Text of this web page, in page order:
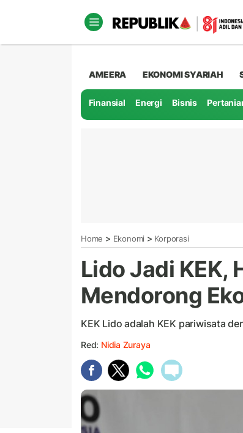
AMEERA EKONOMI SYARIAH
Finansial Energi Bisnis
Home > Ekonomi > Korporasi
Lido Jadi KEK,
Mendorong
KEK Lido adalah KEK pariwisata
Red: Nidia Zuraya